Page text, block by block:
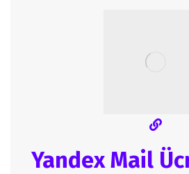
Yandex Mail